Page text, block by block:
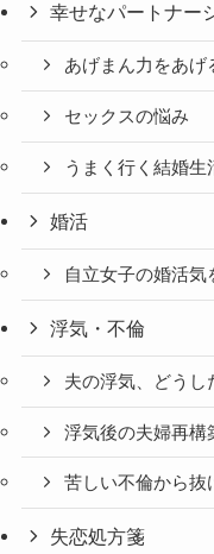
幸せなパートナー
あげまん力をあげ
セックスの悩み
うまく行く結婚生
婚活
自立女子の婚活気
浮気・不倫
夫の浮気、どうし
浮気後の夫婦再構
苦しい不倫から抜
失恋処方箋